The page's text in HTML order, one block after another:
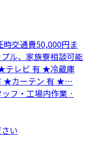
交通費50,000円ま
ル、家族寮相談可能
レビ 有 ★冷蔵庫
★カーテン 有 ★…
フ・工場内作業 ·
い